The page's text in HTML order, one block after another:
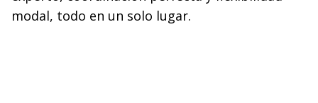
modal, todo en un solo lugar.